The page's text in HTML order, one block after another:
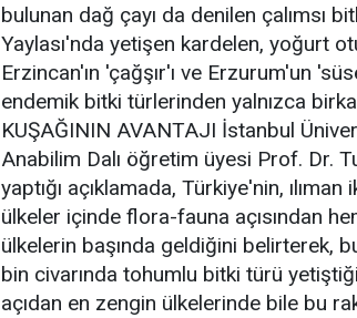
bulunan dağ çayı da denilen çalımsı
Yaylası'nda yetişen kardelen, yoğurt
Erzincan'ın 'çağşır'ı ve Erzurum'un
endemik bitki türlerinden yalnızca
KUŞAĞININ AVANTAJI İstanbul
Anabilim Dalı öğretim üyesi Prof. Dr.
yaptığı açıklamada, Türkiye'nin,
ülkeler içinde flora-fauna açısından
ülkelerin başında geldiğini belirterek,
bin civarında tohumlu bitki türü
açıdan en zengin ülkelerinde bile bu